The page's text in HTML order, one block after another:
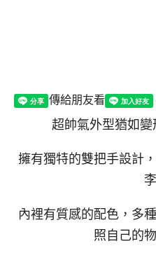
傳給朋友看
超帥氣外型猶如
擁有獨特的雙把手設計
內裡有質感的配色，多
照自己的